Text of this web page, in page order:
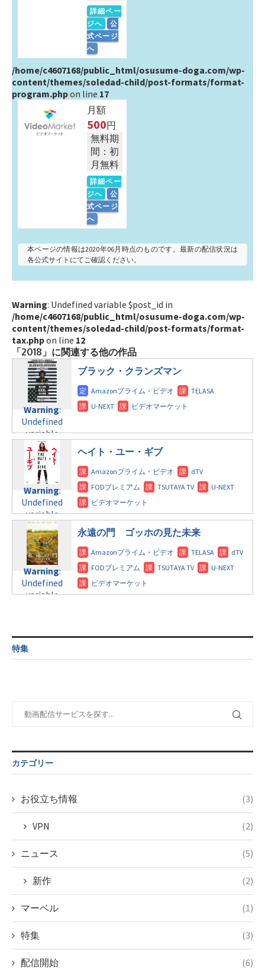
詳細ペー
ジへ
公
式ページ
へ
/home/c4607168/public_html/osusume-doga.com/wp-
content/themes/soledad-child/post-formats/format-
program.phpon line 17
月額
500円
無料期
間：初
月無料
詳細ペー
ジへ
公
式ページ
へ
本ページの情報は2020年06月時点のものです。最新の配信状況は
各公式サイトにてご確認ください。
Warning: Undefined variable $post_id in
/home/c4607168/public_html/osusume-doga.com/wp-
content/themes/soledad-child/post-formats/format-
tax.phpon line 12
「2018」に関連する他の作品
Warning:
Undefined
variable
$post_id in
/home/c4607168/public_html/osusume-
doga.com/wp-
content/themes/soledad-
child/post-
formats/format-
tax.phpon
line31
Warning
Undefined
variable
$post_id in
child/post-
formats/format-
tax.phpon
ブラック・クランズマン
Warning:
Undefined
variable
$post_id in
/home/c4607168/public_html/osusume-
doga.com/wp-
content/themes/soledad-
child/post-
formats/format-
tax.phpon
Undefined
variable
child/post-
line34
ヘイト・ユー・ギブ
Warning:
Undefined
variable
content/themes/soledad-
child/post-
Warning:
$post_id in
/home/c4607168/public_html/osusume-
doga.com/wp-
child/post-
tax.php
line34
永遠の門 ゴッホの見た未来
特集
カテゴリー
お役立ち情報 (3)
VPN (2)
ニュース (5)
新作 (2)
マーベル (1)
特集 (3)
配信開始 (6)